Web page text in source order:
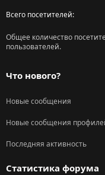
Всего посетителей
Общее количество
пользователей.
Что нового?
Новые сообщения
Новые сообщения
Последняя активность
Статистика форума